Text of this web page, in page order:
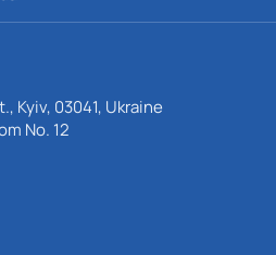
Kyiv, 03041, Ukraine
No. 12